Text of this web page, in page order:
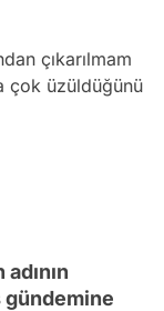
çıkarılmam
çok üzüldüğünü
gündemine